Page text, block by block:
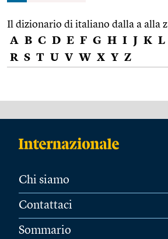
Il dizionario di italiano dalla a alla z
A B C D E F G H I J K L
R S T U V W X Y Z
Chi siamo
Contattaci
Sommario